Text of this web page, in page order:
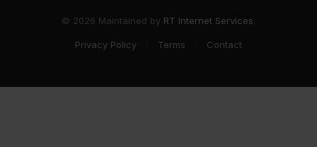
© 2026 Maintained by RT Internet Services
Privacy Policy Terms Contact